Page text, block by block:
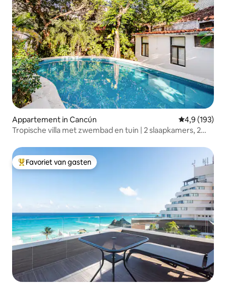
Appartement in Cancún Gemiddelde
4,9 (193)
Tropische villa met zwembad en tuin | 2 slaapkamers, 2
Topfavoriet van gasten
Favoriet van gasten